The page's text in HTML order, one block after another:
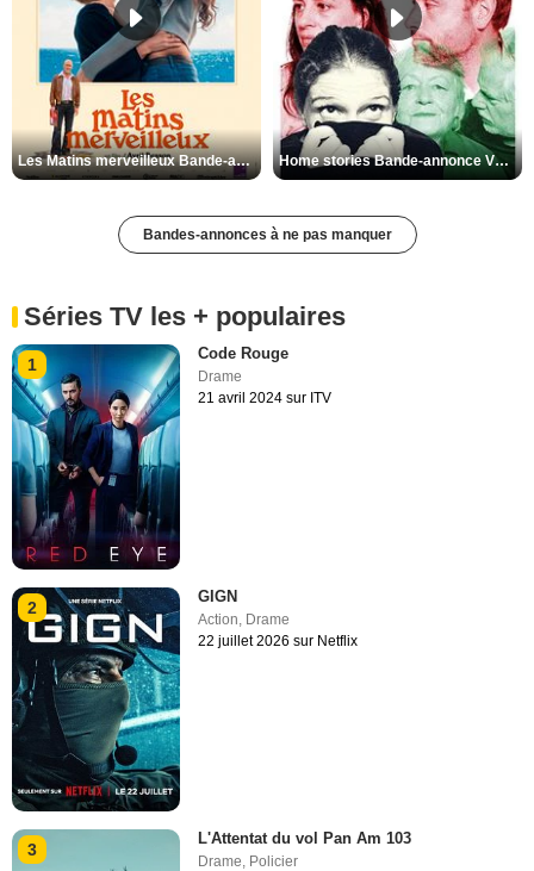
Les Matins merveilleux Bande-annonce VF Home stories Bande-annonce VO STFR
Bandes-annonces à ne pas manquer
Séries TV les + populaires
1
Code Rouge
Drame
21 avril 2024 sur ITV
2
GIGN
Action Drame
22 juillet 2026 sur Netflix
3
L'Attentat du vol Pan Am 103
Drame, Policier